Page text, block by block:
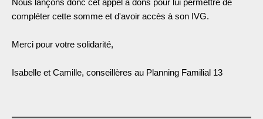
Nous lançons donc cet appel à dons pour lui permettre de
compléter cette somme et d'avoir accès à son IVG.
Merci pour votre solidarité,
Isabelle et Camille, conseillères au Planning Familial 13